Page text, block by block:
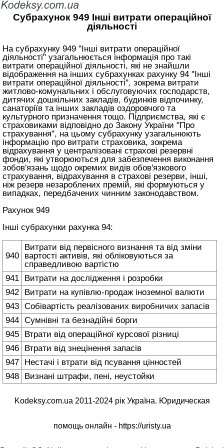
Субрахунок 949 Інші витрати операційної
діяльності
На субрахунку 949 "Інші витрати операційної
діяльності" узагальнюється інформація про такі
витрати операційної діяльності, які не знайшли
відображення на інших субрахунках рахунку 94 "Інші
витрати операційної діяльності", зокрема витрати
житлово-комунальних і обслуговуючих господарств,
дитячих дошкільних закладів, будинків відпочинку,
санаторіїв та інших закладів оздоровчого та
культурного призначення тощо. Підприємства, які є
страховиками відповідно до Закону України "Про
страхування", на цьому субрахунку узагальнюють
інформацію про витрати страховика, зокрема
відрахування у централізовані страхові резервні
фонди, які утворюються для забезпечення виконання
зобов'язань щодо окремих видів обов'язкового
страхування, відрахування в страхові резерви, інші,
ніж резерв незароблених премій, які формуються у
випадках, передбачених чинним законодавством.
Рахунок 949
Інші субрахунки рахунка 94:
940
Витрати від первісного визнання та від зміни
вартості активів, які обліковуються за
справедливою вартістю
941 Витрати на дослідження і розробки
942 Витрати на купівлю-продаж іноземної валюти
943 Собівартість реалізованих виробничих запасів
944 Сумнівні та безнадійні борги
945 Втрати від операційної курсової різниці
946 Втрати від знецінення запасів
947 Нестачі і втрати від псування цінностей
948 Визнані штрафи, пені, неустойки
Kodeksy.com.ua 2011-2024 рік Україна. Юридическая
помощь онлайн - https://uristy.ua